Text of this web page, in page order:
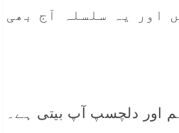
اور یہ سلسلہ آج بھی
اور دلچسپ آپ بیتی ہے۔